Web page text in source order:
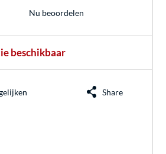
Nu beoordelen
beschikbaar
Share